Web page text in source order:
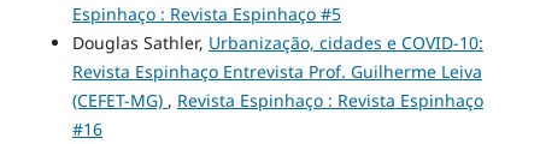
Espinhaço : Revista Espinhaço #5
Douglas Sathler, Urbanização, cidades e COVID-10:
Revista Espinhaço Entrevista Prof. Guilherme Leiva
(CEFET-MG) , Revista Espinhaço : Revista Espinhaço
#16